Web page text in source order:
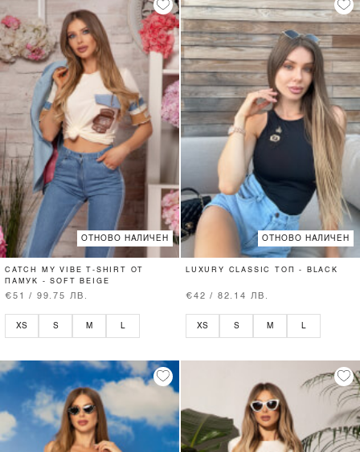
ОТНОВО НАЛИЧЕН
CATCH MY VIBE T-SHIRT ОТ
ПАМУК - SOFT BEIGE
€51 / 99.75 ЛВ.
XS S M
ОТНОВО НАЛИЧЕН
LUXURY CLASSIC ТОП - BLACK
€42 / 82.14 ЛВ.
XS S M